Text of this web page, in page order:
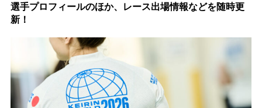
選手プロフィールのほか、レース出場情報などを随時更
新！